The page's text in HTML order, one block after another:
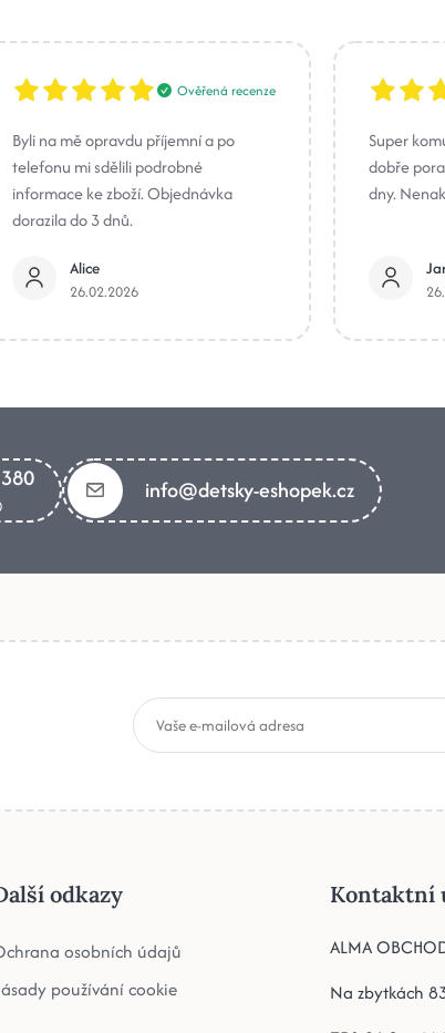
Ověřená recenze
Byli na mě opravdu příjemní a po
telefonu mi sdělili podrobné
informace ke zboží. Objednávka
dorazila do 3 dnů.
Alice
26.02.2026
Super
dobře
dny.
info@detsky-eshopek.cz
odkazy
osobních údajů
používání cookie
Kontaktní
ALMA
Na zbytkách